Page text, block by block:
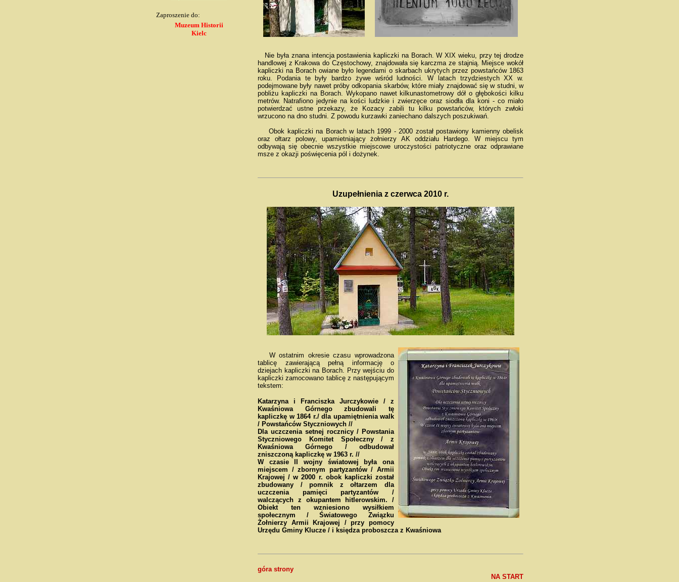
Zaproszenie do:
Muzeum Historii
Kielc
Nie była znana intencja postawienia kapliczki na Borach. W XIX wieku, przy tej drodze
handlowej z Krakowa do Częstochowy, znajdowała się karczma ze stajnią. Miejsce wokół
kapliczki na Borach owiane było legendami o skarbach ukrytych przez powstańców 1863
roku. Podania te były bardzo żywe wśród ludności. W latach trzydziestych XX w.
podejmowane były nawet próby odkopania skarbów, które miały znajdować się w studni, w
pobliżu kapliczki na Borach. Wykopano nawet kilkunastometrowy dół o głębokości kilku
metrów. Natrafiono jedynie na kości ludzkie i zwierzęce oraz siodła dla koni - co miało
potwierdzać ustne przekazy, że Kozacy zabili tu kilku powstańców, których zwłoki
wrzucono na dno studni. Z powodu kurzawki zaniechano dalszych poszukiwań.
Obok kapliczki na Borach w latach 1999 - 2000 został postawiony kamienny obelisk
oraz ołtarz polowy, upamietniający żołnierzy AK oddziału Hardego. W miejscu tym
odbywają się obecnie wszystkie miejscowe uroczystości patriotyczne oraz odprawiane
msze z okazji poświęcenia pól i dożynek.
Uzupełnienia z czerwca 2010 r.
W ostatnim okresie czasu wprowadzona
tablicę zawierającą pełną informację o
dziejach kapliczki na Borach. Przy wejściu do
kapliczki zamocowano tablicę z następującym
tekstem:
Katarzyna i Franciszka Jurczykowie / z
Kwaśniowa Górnego zbudowali tę
kapliczkę w 1864 r./ dla upamiętnienia walk
/ Powstańców Styczniowych //
Dla uczczenia setnej rocznicy / Powstania
Styczniowego Komitet Społeczny / z
Kwaśniowa Górnego / odbudował
zniszczoną kapliczkę w 1963 r. //
W czasie II wojny światowej była ona
miejscem / zbornym partyzantów / Armii
Krajowej / w 2000 r. obok kapliczki został
zbudowany / pomnik z ołtarzem dla
uczczenia pamięci partyzantów /
walczących z okupantem hitlerowskim. /
Obiekt ten wzniesiono wysiłkiem
społecznym / Światowego Związku
Żołnierzy Armii Krajowej / przy pomocy
Urzędu Gminy Klucze / i księdza proboszcza z Kwaśniowa
góra strony
NA START